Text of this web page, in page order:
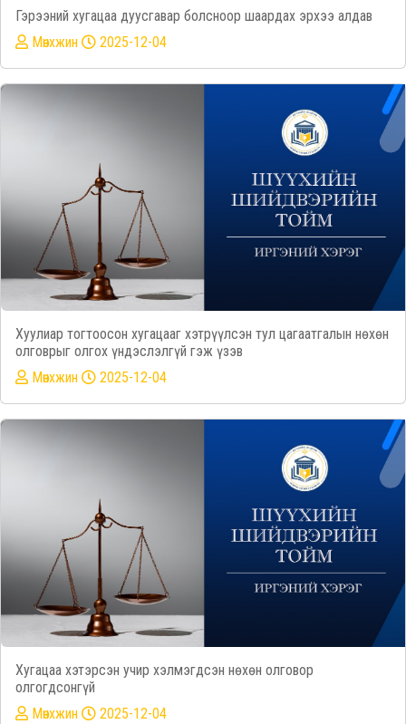
Гэрээний хугацаа дуусгавар болсноор шаардах эрхээ алдав
Mөнхжин
2025-12-04
Хуулиар тогтоосон хугацааг хэтрүүлсэн тул цагаатгалын нөхөн
олговрыг олгох үндэслэлгүй гэж үзэв
Mөнхжин
2025-12-04
Хугацаа хэтэрсэн учир хэлмэгдсэн нөхөн олговор
олгогдсонгүй
Mөнхжин
2025-12-04